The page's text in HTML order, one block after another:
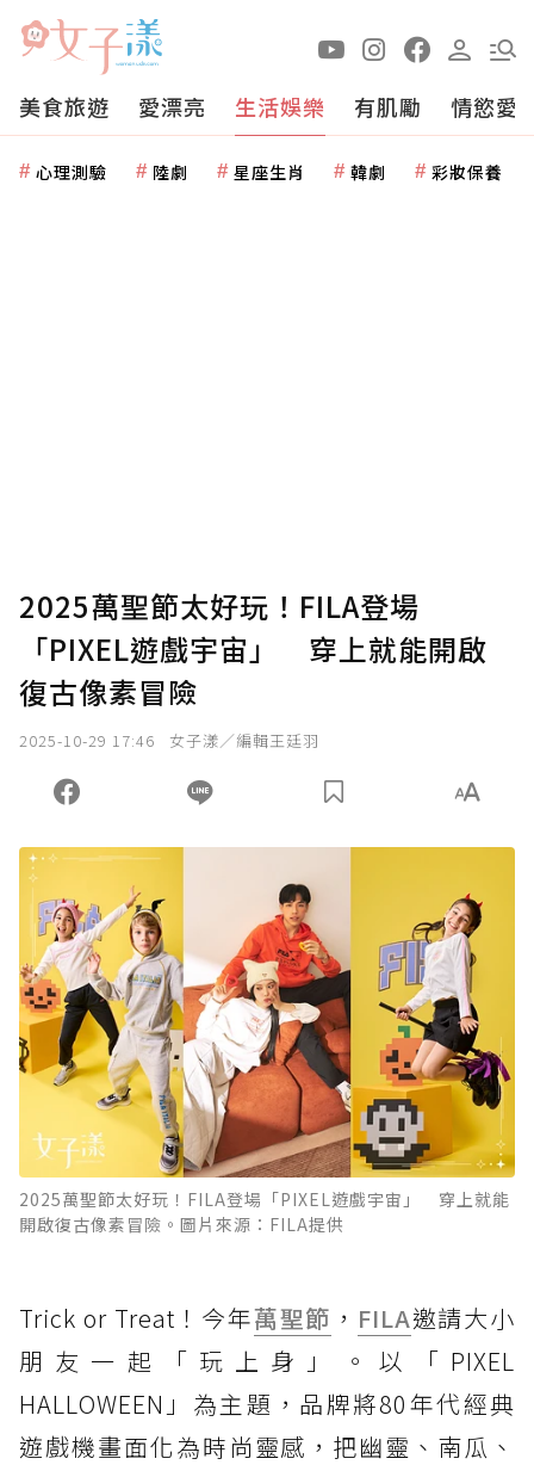
美食旅遊 愛漂亮 生活娛樂 有肌勵 情慾愛
心理測驗 陸劇 星座生肖 韓劇 彩妝保養
2025萬聖節太好玩！FILA登場
「PIXEL遊戲宇宙」 穿上就能開啟
復古像素冒險
2025-10-29 17:46 女子漾／編輯王廷羽
2025萬聖節太好玩！FILA登場「PIXEL遊戲宇宙」 穿上就能
開啟復古像素冒險。圖片來源：FILA提供
Trick or Treat！今年萬聖節 ， FILA邀請大小
朋友一起「玩上身」。以「PIXEL
HALLOWEEN」為主題，品牌將80年代經典
遊戲機畫面化為時尚靈感，把幽靈、南瓜、